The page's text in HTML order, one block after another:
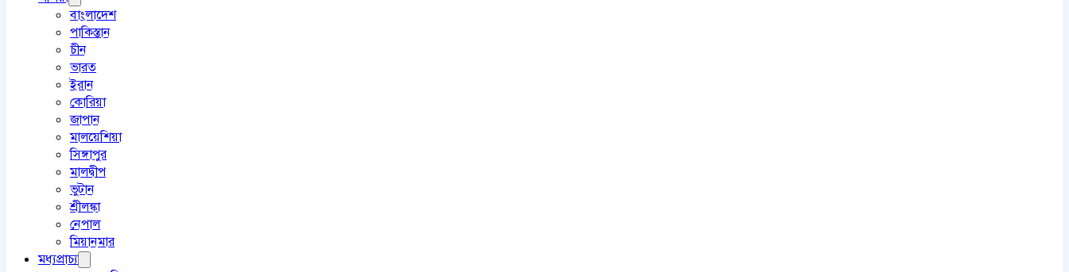
বাংলাদেশ
পাকিস্তান
চীন
ভারত
ইরান
কোরিয়া
জাপান
মালয়েশিয়া
সিঙ্গাপুর
মালদ্বীপ
ভুটান
শ্রীলঙ্কা
নেপাল
মিয়ানমার
মধ্যপ্রাচ্য